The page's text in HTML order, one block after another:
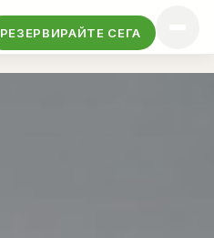
РЕЗЕРВИРАЙТЕ СЕГА